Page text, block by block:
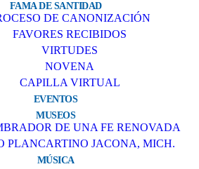
FAMA DE SANTIDAD
DE CANONIZACIÓN
FAVORES RECIBIDOS
VIRTUDES
NOVENA
CAPILLA VIRTUAL
EVENTOS
MUSEOS
DE UNA FE RENOVADA
PLANCARTINO JACONA, MICH.
MÚSICA